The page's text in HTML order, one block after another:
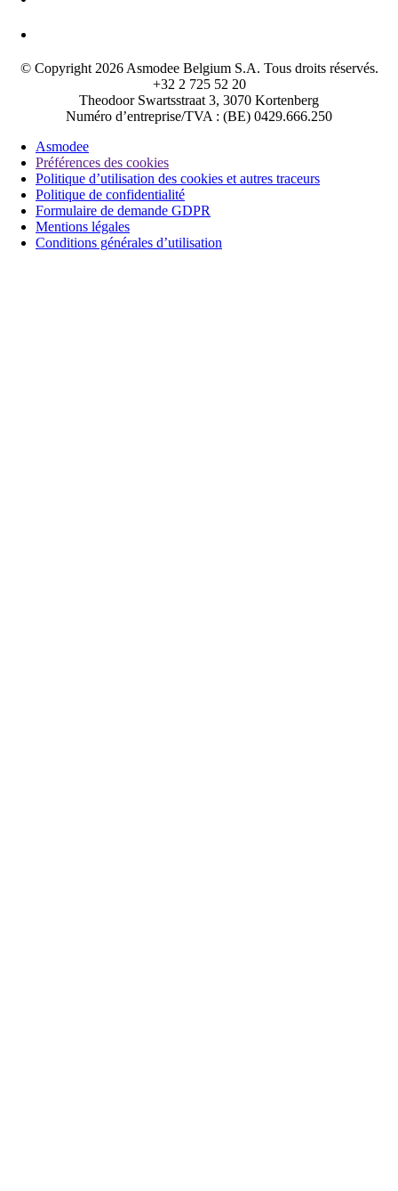
© Copyright 2026 Asmodee Belgium S.A. Tous droits réservés.
+32 2 725 52 20
Theodoor Swartsstraat 3, 3070 Kortenberg
Numéro d’entreprise/TVA : (BE) 0429.666.250
Asmodee
Préférences des cookies
Politique d’utilisation des cookies et autres traceurs
Politique de confidentialité
Formulaire de demande GDPR
Mentions légales
Conditions générales d’utilisation